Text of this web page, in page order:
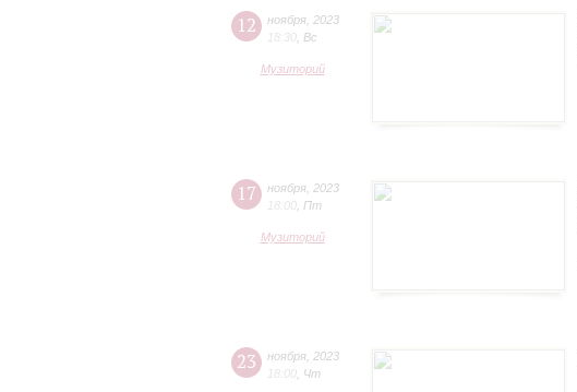
12 ноября 2023
18:30 Вс
Музиторий
17 ноября 2023
18:00 Пт
Музиторий
23 ноября 2023
18:00 Чт